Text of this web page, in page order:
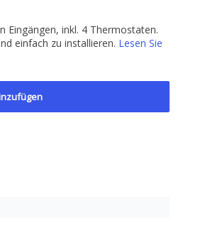
Eingängen, inkl. 4 Thermostaten.
einfach zu installieren. Lesen Sie